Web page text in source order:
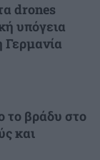
drones
υπόγεια
το βράδυ στο
και